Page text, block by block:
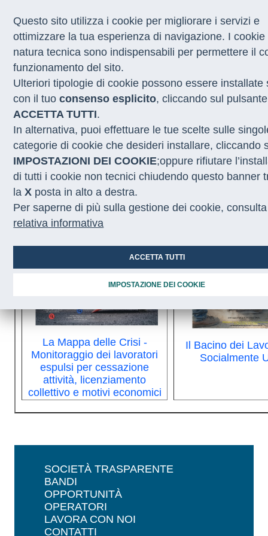
Home / Cruscotti / Tableau
Monitoraggio della
Formazione rivolta agli
operatori CPI e dei soggetti
accreditati
La Mappa delle Crisi -
Monitoraggio dei lavoratori
espulsi per cessazione
attività, licenziamento
collettivo e motivi economici
Il Bacino dei
Socialmente
SOCIETÀ TRASPARENTE
BANDI
OPPORTUNITÀ
OPERATORI
LAVORA CON NOI
CONTATTI
Questo sito utilizza i cookie per migliorare i servizi e
ottimizzare la tua esperienza di navigazione. I cookie
natura tecnica sono indispensabili per permettere il
funzionamento del sito.
Ulteriori tipologie di cookie possono essere installate
con il tuoconsenso esplicito, cliccando sul pulsante
ACCETTA TUTTI.
In alternativa, puoi effettuare le tue scelte sulle
categorie di cookie che desideri installare, cliccando
IMPOSTAZIONI DEI COOKIE;oppure rifiutare
di tutti i cookie non tecnici chiudendo questo banner
laX posta in alto a destra.
Per saperne di più sulla gestione dei cookie,
relativa informativa
ACCETTA TUTTI
IMPOSTAZIONE DEI COOKIE